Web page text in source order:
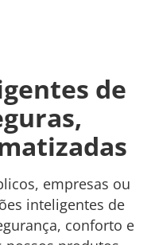
de
empresas ou
inteligentes de
conforto e